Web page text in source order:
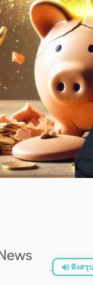
ฟังสรุ